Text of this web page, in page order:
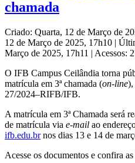
chamada
Criado: Quarta, 12 de Março de
12 de Março de 2025, 17h10 |
Março de 2025, 17h11 | Acessos:
O IFB Campus Ceilândia torna
matrícula em 3ª chamada (on-line),
27/2024–RIFB/IFB.
A matrícula em 3ª Chamada será
de matrícula via e-mail ao
ifb.edu.brnos dias 13 e 14 de
Acesse os documentos e confira